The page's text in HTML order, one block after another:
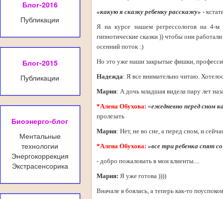
Блог-2016
Публикации
Блог-2015
Публикации
Биоэнерго-блог
Ментальные
технологии
Энергокоррекция
Экстрасенсорика
«какую я сказку ребенку расскажу» -
Я на курсе нашем регрессологов на 4-м
гипнотические сказки )) чтобы они
осенний поток :)
Но это уже наши закрытые фишки,
Надежда: Я все внимательно читаю.
Мария: А дочь младшая видела пару лет
*Алена Обухова: «ежедневно перед сном
пролезать
Мария: Нет, не во сне, а перед сном, и
*Алена Обухова: «все три ребенка спят
- добро пожаловать в мои клиенты....
Мария: Я уже готова ))))
Вначале я боялась, а теперь как-то